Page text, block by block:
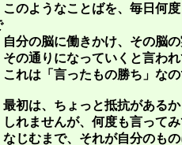
のようなことばを、毎日何
分の脳に働きかけ、その脳
の通りになっていくと言わ
れは「言ったもの勝ち」な
初は、ちょっと抵抗がある
れませんが、何度も言って
じむまで、それが自分のも